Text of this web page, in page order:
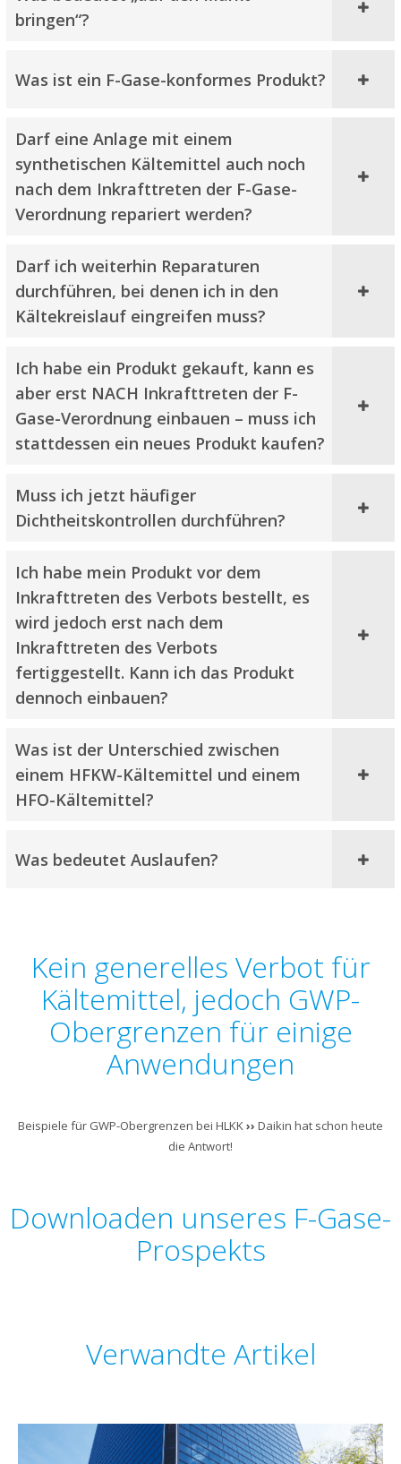
bringen“?
Was ist ein F-Gase-konformes Produkt?
Darf eine Anlage mit einem
synthetischen Kältemittel auch noch
nach dem Inkrafttreten der F-Gase-
Verordnung repariert werden?
Darf ich weiterhin Reparaturen
durchführen, bei denen ich in den
Kältekreislauf eingreifen muss?
Ich habe ein Produkt gekauft, kann es
aber erst NACH Inkrafttreten der F-
Gase-Verordnung einbauen – muss ich
stattdessen ein neues Produkt kaufen?
Muss ich jetzt häufiger
Dichtheitskontrollen durchführen?
Ich habe mein Produkt vor dem
Inkrafttreten des Verbots bestellt, es
wird jedoch erst nach dem
Inkrafttreten des Verbots
fertiggestellt. Kann ich das Produkt
dennoch einbauen?
Was ist der Unterschied zwischen
einem HFKW-Kältemittel und einem
HFO-Kältemittel?
Was bedeutet Auslaufen?
Kein generelles Verbot für
Kältemittel, jedoch GWP-
Obergrenzen für einige
Anwendungen
Beispiele für GWP-Obergrenzen bei HLKK›› Daikin hat schon heute
die Antwort!
Downloaden unseres F-Gase-
Prospekts
Verwandte Artikel